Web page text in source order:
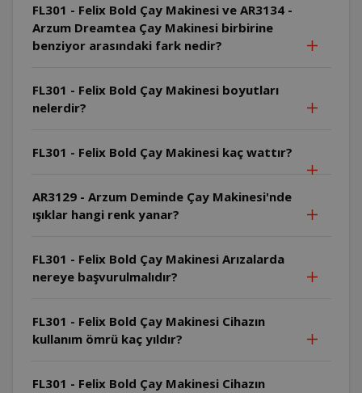
FL301 - Felix Bold Çay Makinesi ve AR3134 -
Arzum Dreamtea Çay Makinesi birbirine
benziyor arasındaki fark nedir?
FL301 - Felix Bold Çay Makinesi boyutları
nelerdir?
FL301 - Felix Bold Çay Makinesi kaç wattır?
AR3129 - Arzum Deminde Çay Makinesi'nde
ışıklar hangi renk yanar?
FL301 - Felix Bold Çay Makinesi Arızalarda
nereye başvurulmalıdır?
FL301 - Felix Bold Çay Makinesi Cihazın
kullanım ömrü kaç yıldır?
FL301 - Felix Bold Çay Makinesi Cihazın